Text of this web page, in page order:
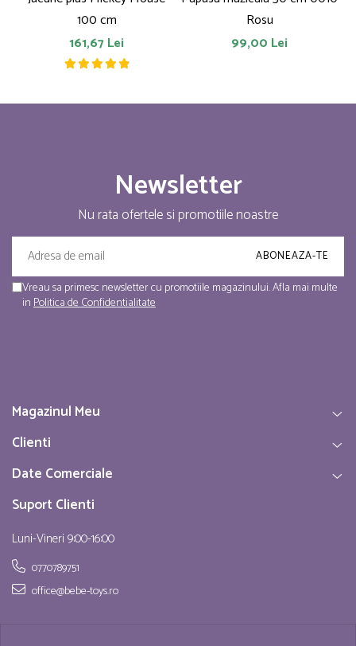
100 cm
161,67 Lei
Rosu
99,00 Lei
Newsletter
Nu rata ofertele si promotiile noastre
Vreau sa primesc newsletter cu promotiile magazinului. Afla mai multe
inPolitica de Confidentialitate
Magazinul Meu
Clienti
Date Comerciale
Suport Clienti
Luni-Vineri 9:00-16:00
0770789751
office@bebe-toys.ro